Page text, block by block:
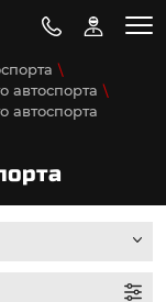
автоспорта
автоспорта